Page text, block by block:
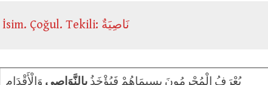
نَوَاصٖى : İsim. Çoğul. Tekili: نَاصِيَةٌ
يُعْرَفُ الْمُجْرِمُونَ بِسِيمَاهُمْ فَيُؤْخَذُ بِالنَّوَاصِي وَالْأَقْدَامِ